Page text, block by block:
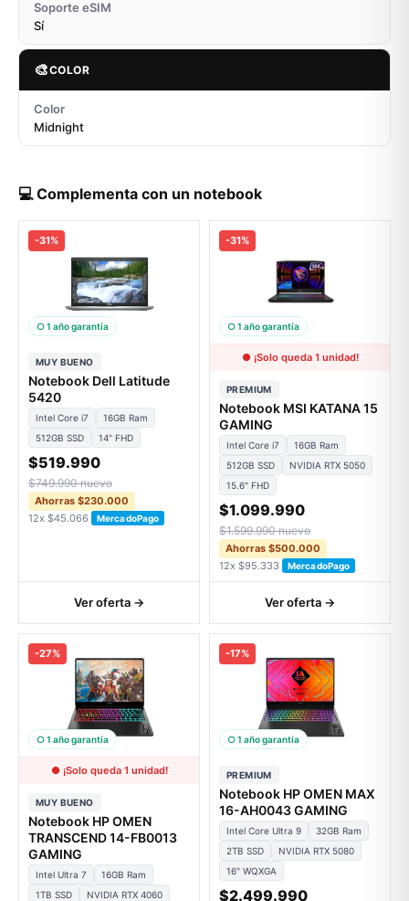
Soporte eSIM
Sí
🎨COLOR
Color
Midnight
💻 Complementa con un notebook
-31%
○ 1 año garantía
MUY BUENO
Notebook Dell Latitude
5420
Intel Core i7
16GB Ram
512GB SSD
14" FHD
$519.990
$749.990 nuevo
Ahorras $230.000
12x $45.066
MercadoPago
Ver oferta →
-31%
○ 1 año garantía
● ¡Solo queda 1 unidad!
PREMIUM
Notebook MSI KATANA 15
GAMING
Intel Core i7
16GB Ram
512GB SSD
NVIDIA RTX 5050
15.6" FHD
$1.099.990
$1.599.990 nuevo
Ahorras $500.000
12x $95.333
MercadoPago
Ver oferta →
-27%
○ 1 año garantía
● ¡Solo queda 1 unidad!
MUY BUENO
Notebook HP OMEN
TRANSCEND 14-FB0013
GAMING
Intel Ultra 7
16GB Ram
1TB SSD
NVIDIA RTX 4060
-17%
○ 1 año garantía
PREMIUM
Notebook HP OMEN MAX
16-AH0043 GAMING
Intel Core Ultra 9
32GB Ram
2TB SSD
NVIDIA RTX 5080
16" WQXGA
$2.499.990